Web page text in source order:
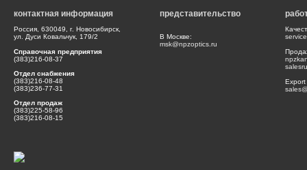
контактная информация
Россия, 630049, г. Новосибирск,
ул. Дуси Ковальчук, 179/2
Справочная предприятия
(383)216-08-37
Отдел снабжения
(383)216-08-48
(383)236-77-31
Отдел продаж
(383)225-58-96
(383)216-08-15
представительство
В Москве:
msk@npzoptics.ru